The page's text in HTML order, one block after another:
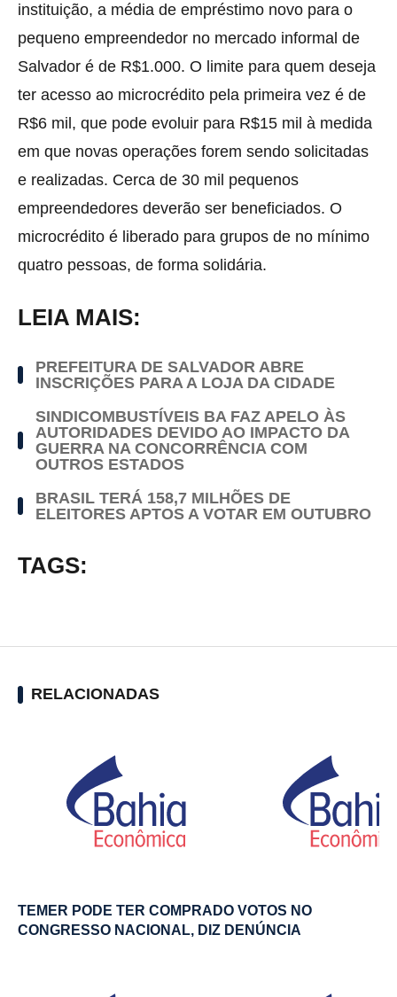
instituição, a média de empréstimo novo para o
pequeno empreendedor no mercado informal de
Salvador é de R$1.000. O limite para quem deseja
ter acesso ao microcrédito pela primeira vez é de
R$6 mil, que pode evoluir para R$15 mil à medida
em que novas operações forem sendo solicitadas
e realizadas. Cerca de 30 mil pequenos
empreendedores deverão ser beneficiados. O
microcrédito é liberado para grupos de no mínimo
quatro pessoas, de forma solidária.
LEIA MAIS:
PREFEITURA DE SALVADOR ABRE
INSCRIÇÕES PARA A LOJA DA CIDADE
SINDICOMBUSTÍVEIS BA FAZ APELO ÀS
AUTORIDADES DEVIDO AO IMPACTO DA
GUERRA NA CONCORRÊNCIA COM
OUTROS ESTADOS
BRASIL TERÁ 158,7 MILHÕES DE
ELEITORES APTOS A VOTAR EM OUTUBRO
TAGS:
RELACIONADAS
TEMER PODE TER COMPRADO VOTOS NO
CONGRESSO NACIONAL, DIZ DENÚNCIA